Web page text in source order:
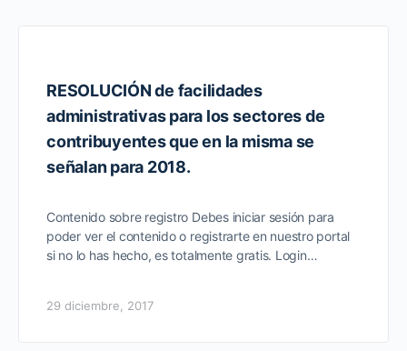
RESOLUCIÓN de facilidades
administrativas para los sectores de
contribuyentes que en la misma se
señalan para 2018.
Contenido sobre registro Debes iniciar sesión para
poder ver el contenido o registrarte en nuestro portal
si no lo has hecho, es totalmente gratis. Login…
29 diciembre, 2017